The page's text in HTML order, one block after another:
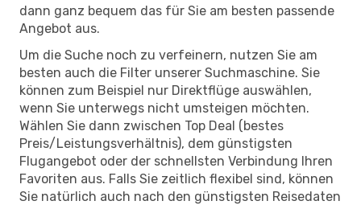
dann ganz bequem das für Sie am besten passende
Angebot aus.
Um die Suche noch zu verfeinern, nutzen Sie am
besten auch die Filter unserer Suchmaschine. Sie
können zum Beispiel nur Direktflüge auswählen,
wenn Sie unterwegs nicht umsteigen möchten.
Wählen Sie dann zwischen Top Deal (bestes
Preis/Leistungsverhältnis), dem günstigsten
Flugangebot oder der schnellsten Verbindung Ihren
Favoriten aus. Falls Sie zeitlich flexibel sind, können
Sie natürlich auch nach den günstigsten Reisedaten